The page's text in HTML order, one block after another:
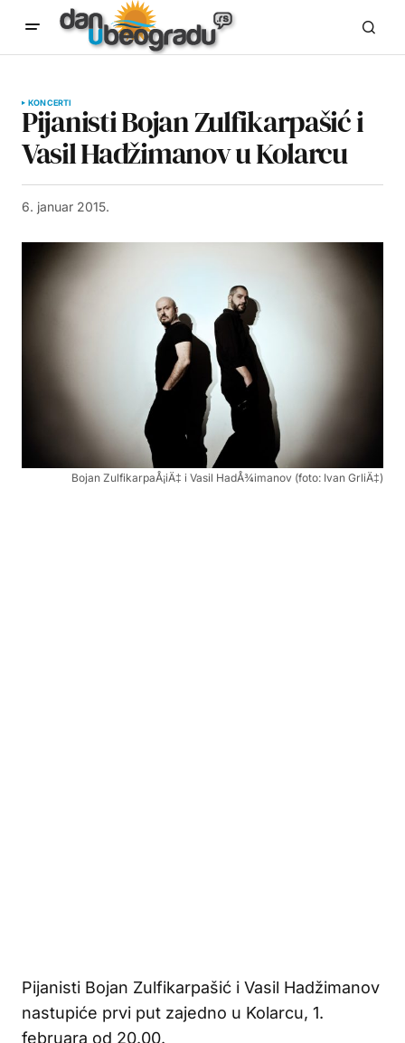
KONCERTI
Pijanisti Bojan Zulfikarpašić i
Vasil Hadžimanov u Kolarcu
6. januar 2015.
Bojan ZulfikarpaÅ¡iÄ‡ i Vasil HadÅ¾imanov (foto: Ivan GrliÄ‡)
Pijanisti Bojan Zulfikarpašić i Vasil Hadžimanov
nastupiće prvi put zajedno u Kolarcu, 1.
februara od 20.00.